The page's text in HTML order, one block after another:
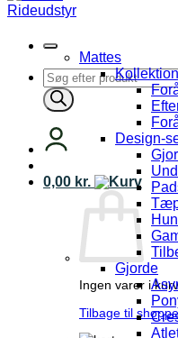
Products
search
0,00 kr.
Ingen varer i
Tilbage til
Mattes
Design-
Gjorde